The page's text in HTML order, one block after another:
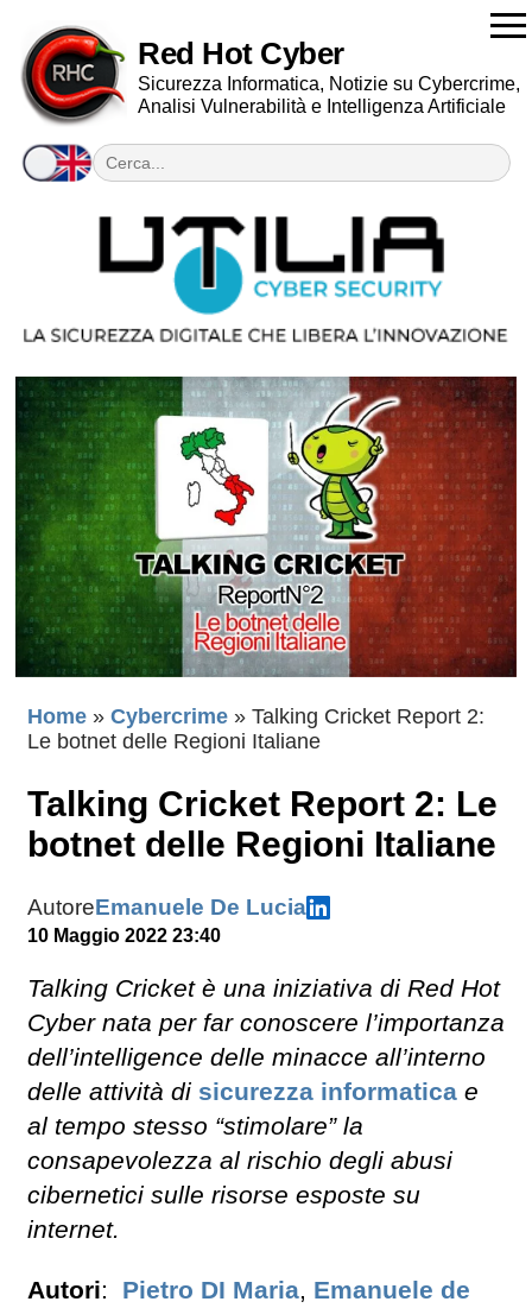
Red Hot Cyber
Sicurezza Informatica, Notizie su Cybercrime,
Analisi Vulnerabilità e Intelligenza Artificiale
Home » Cybercrime » Talking Cricket Report 2:
Le botnet delle Regioni Italiane
Talking Cricket Report 2: Le
botnet delle Regioni Italiane
AutoreEmanuele De Lucia
10 Maggio 2022 23:40
Talking Cricket è una iniziativa di Red Hot
Cyber nata per far conoscere l’importanza
dell’intelligence delle minacce all’interno
delle attività di sicurezza informatica e
al tempo stesso “stimolare” la
consapevolezza al rischio degli abusi
cibernetici sulle risorse esposte su
internet.
Autori: Pietro DI Maria, Emanuele de